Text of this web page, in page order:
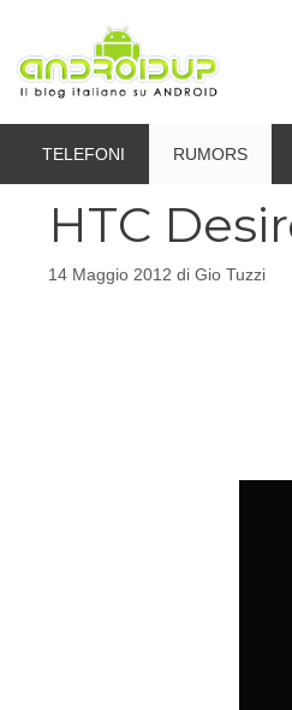
contenuto
TELEFONI RUMORS
HTC
14 Maggio 2012 di Gio Tuzzi